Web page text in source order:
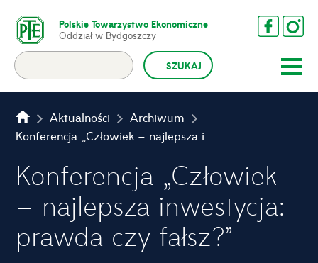
Polskie Towarzystwo Ekonomiczne
Oddział w Bydgoszczy
Aktualności
Archiwum
Konferencja „Człowiek – najlepsza inwestycja: prawda czy fałsz?”
Konferencja „Człowiek
– najlepsza inwestycja:
prawda czy fałsz?”